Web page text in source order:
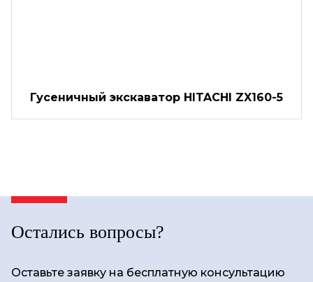
Гусеничный экскаватор HITACHI ZX160-5
Остались вопросы?
Оставьте заявку на бесплатную консультацию